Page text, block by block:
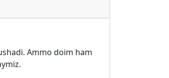
Ammo doim ham